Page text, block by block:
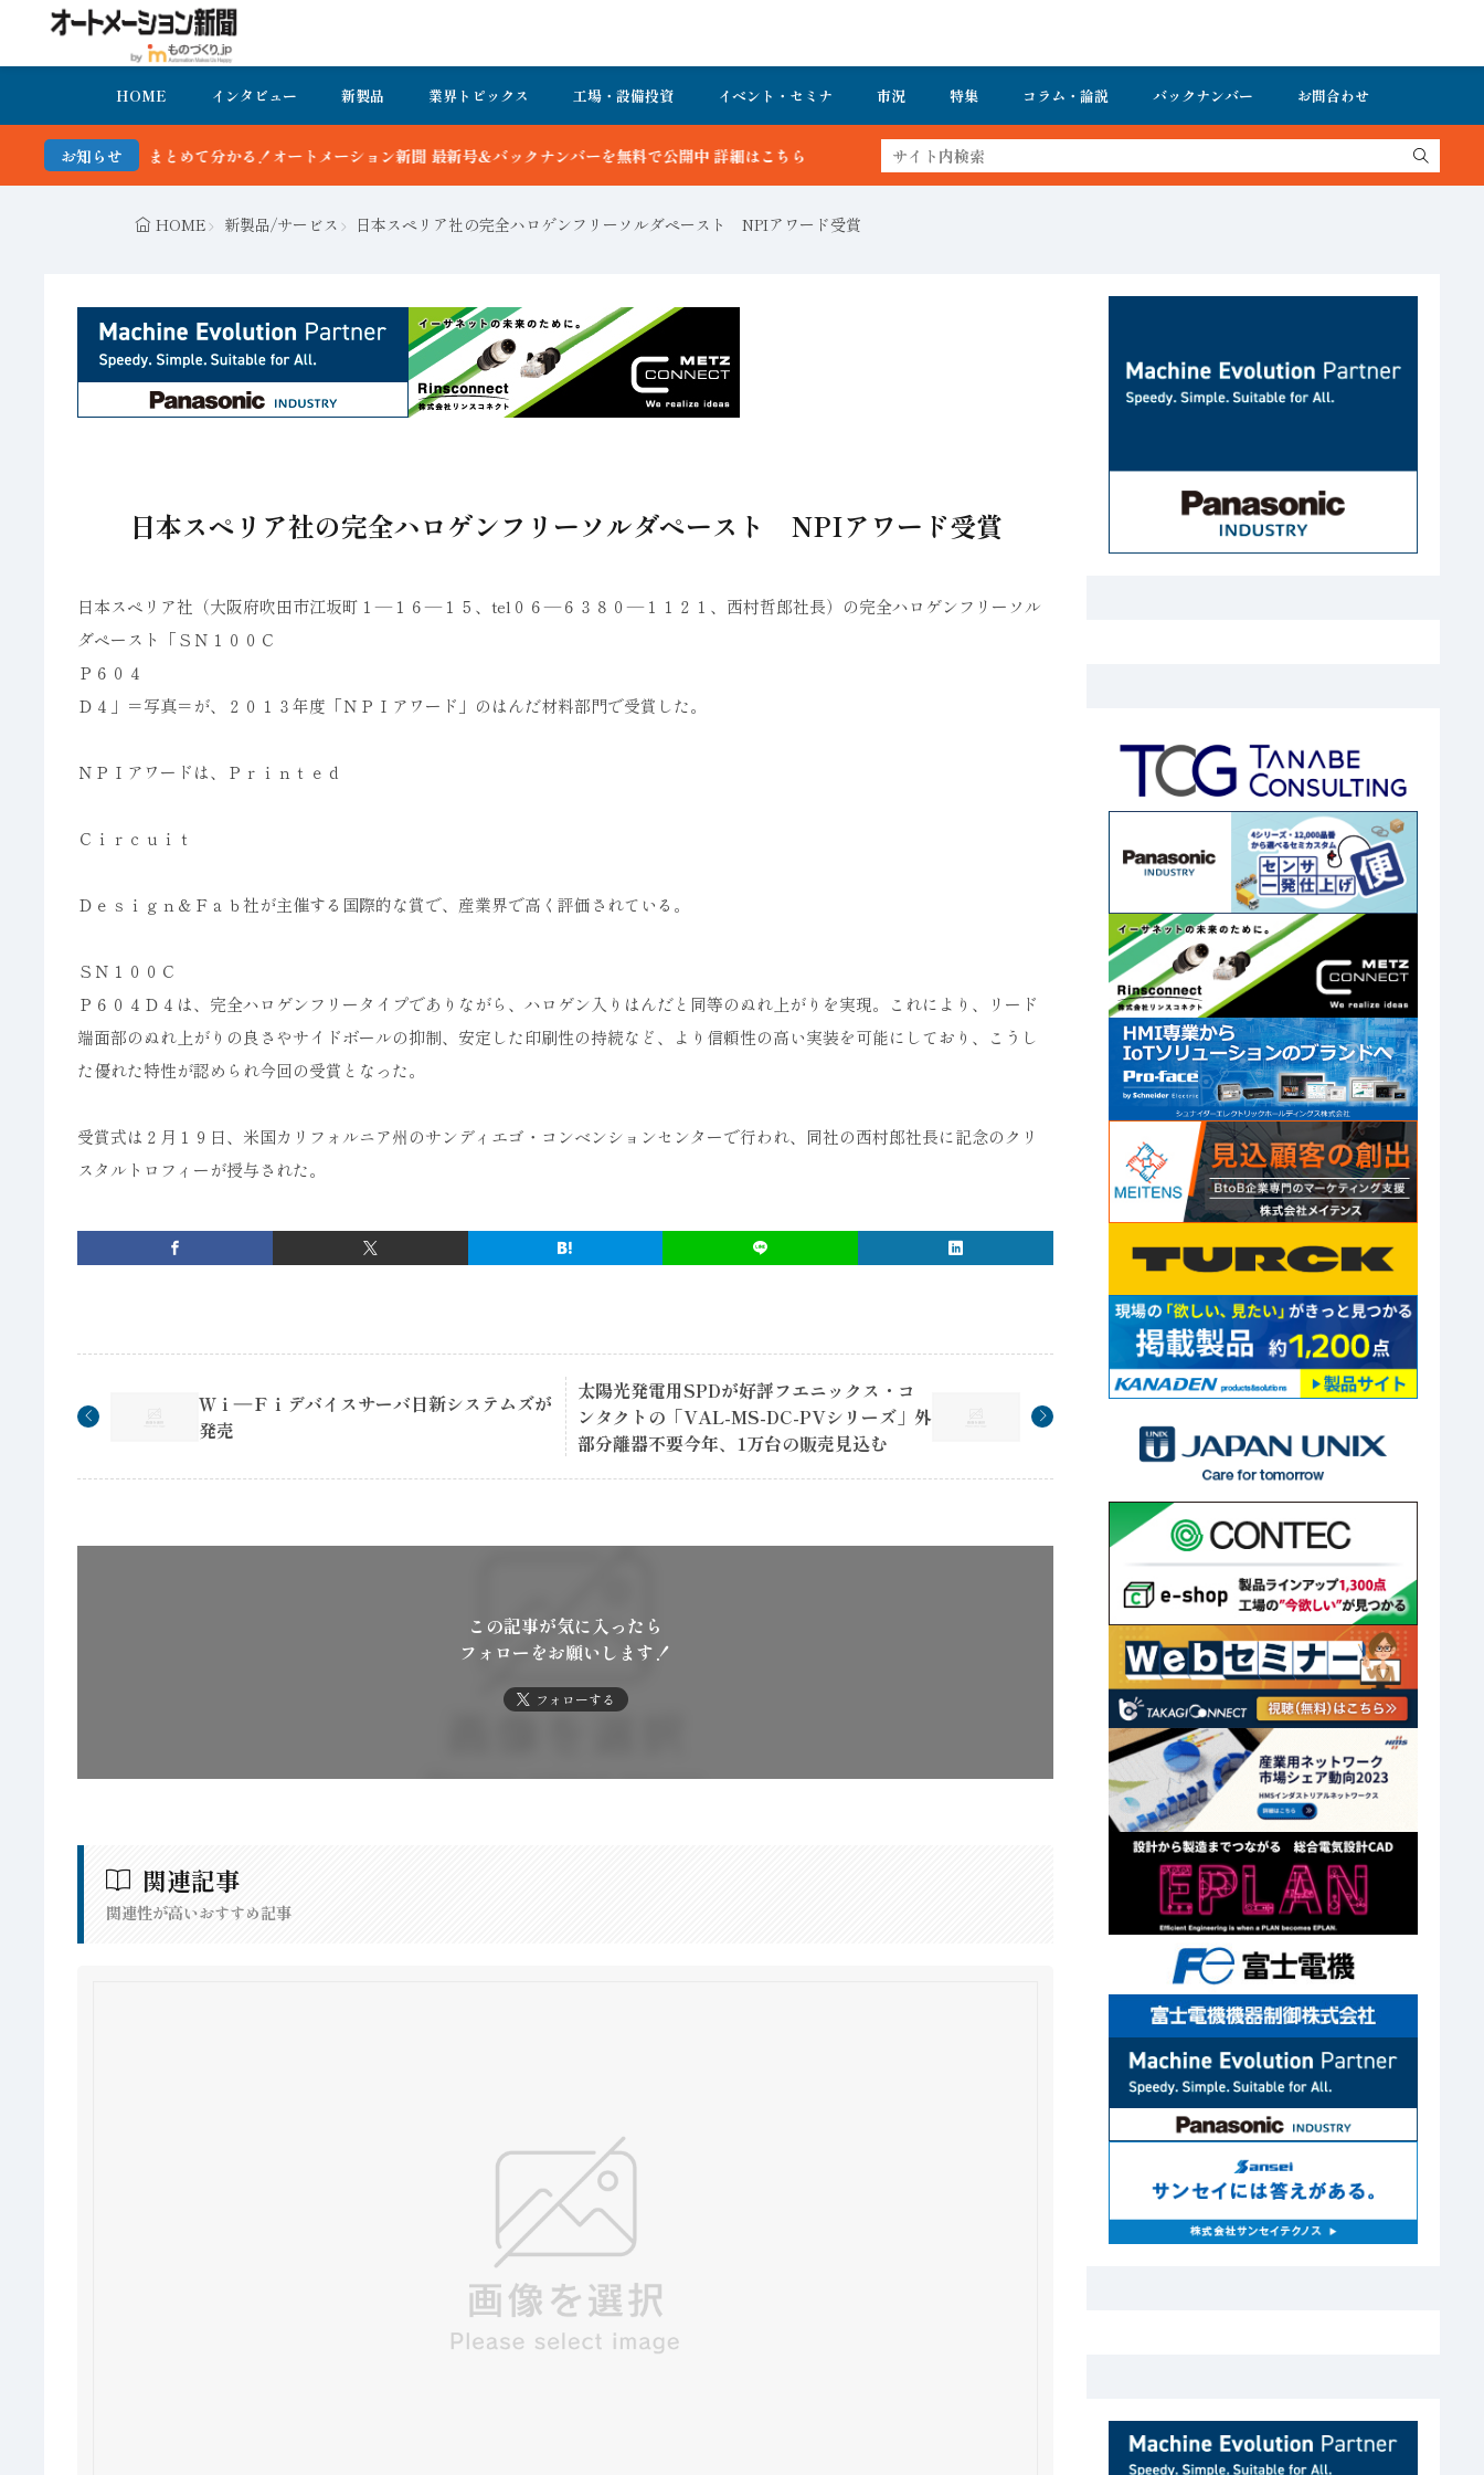
HOME インタビュー 新製品 業界トピックス 工場・設備投資 イベント・セミナ 市況 特集 コラム・論説 バックナンバー お問合わせ
お知らせ
めて分かる！オートメーション新聞 最新号＆バックナンバーを無料で公開中 詳細はこちら
HOME 新製品/サービス 日本スペリア社の完全ハロゲンフリーソルダペースト NPIアワード受賞
日本スペリア社の完全ハロゲンフリーソルダペースト NPIアワード受賞
日本スペリア社（大阪府吹田市江坂町１―１６―１５、tel０６―６３８０―１１２１、西村哲郎社長）の完全ハロゲンフリーソル
ダペースト「ＳＮ１００Ｃ
Ｐ６０４
Ｄ４」＝写真＝が、２０１３年度「ＮＰＩアワード」のはんだ材料部門で受賞した。
ＮＰＩアワードは、Ｐｒｉｎｔｅｄ
Ｃｉｒｃｕｉｔ
Ｄｅｓｉｇｎ＆Ｆａｂ社が主催する国際的な賞で、産業界で高く評価されている。
ＳＮ１００Ｃ
Ｐ６０４Ｄ４は、完全ハロゲンフリータイプでありながら、ハロゲン入りはんだと同等のぬれ上がりを実現。これにより、リード
端面部のぬれ上がりの良さやサイドボールの抑制、安定した印刷性の持続など、より信頼性の高い実装を可能にしており、こうし
た優れた特性が認められ今回の受賞となった。
受賞式は２月１９日、米国カリフォルニア州のサンディエゴ・コンベンションセンターで行われ、同社の西村郎社長に記念のクリ
スタルトロフィーが授与された。
Ｗｉ―Ｆｉデバイスサーバ日新システムズが
発売
太陽光発電用SPDが好評フエニックス・コ
ンタクトの「VAL-MS-DC-PVシリーズ」外
部分離器不要今年、1万台の販売見込む
この記事が気に入ったら
フォローをお願いします！
フォローする
関連記事
関連性が高いおすすめ記事